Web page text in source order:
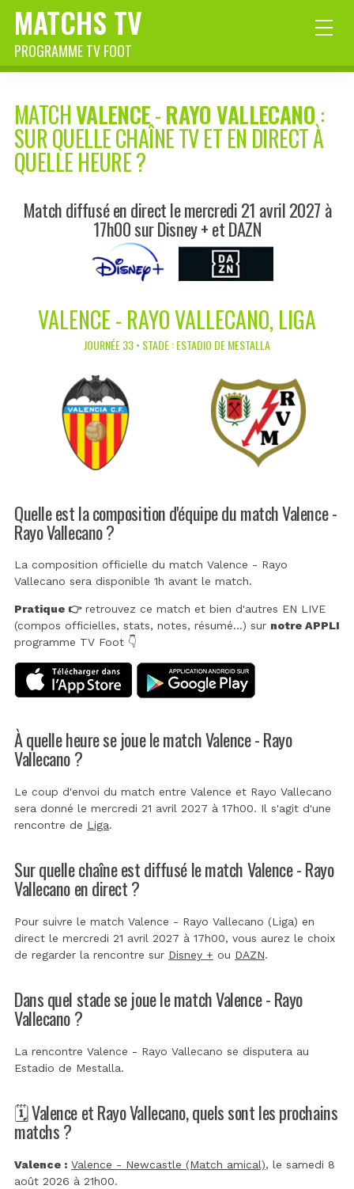
MATCHS TV
PROGRAMME TV FOOT
MATCHVALENCE-RAYO VALLECANO:
SUR QUELLE CHAÎNE TV ET EN DIRECT À
QUELLE HEURE ?
Match diffusé en direct le mercredi 21 avril 2027 à
17h00 sur Disney + et DAZN
VALENCE - RAYO VALLECANO, LIGA
JOURNÉE 33 • STADE : ESTADIO DE MESTALLA
Quelle est la composition d'équipe du match Valence -
Rayo Vallecano ?
La composition officielle du match Valence - Rayo
Vallecano sera disponible 1h avant le match.
Pratique 👉retrouvez ce match et bien d'autres EN LIVE
(compos officielles, stats, notes, résumé...) sur notre APPLI
programme TV Foot 👇
À quelle heure se joue le match Valence - Rayo
Vallecano ?
Le coup d'envoi du match entre Valence et Rayo Vallecano
sera donné le mercredi 21 avril 2027 à 17h00. Il s'agit d'une
rencontre de Liga.
Sur quelle chaîne est diffusé le match Valence - Rayo
Vallecano en direct ?
Pour suivre le match Valence - Rayo Vallecano (Liga) en
direct le mercredi 21 avril 2027 à 17h00, vous aurez le choix
de regarder la rencontre sur Disney + ou DAZN.
Dans quel stade se joue le match Valence - Rayo
Vallecano ?
La rencontre Valence - Rayo Vallecano se disputera au
Estadio de Mestalla.
🗓️ Valence et Rayo Vallecano, quels sont les prochains
matchs ?
Valence : Valence - Newcastle (Match amical), le samedi 8
août 2026 à 21h00.